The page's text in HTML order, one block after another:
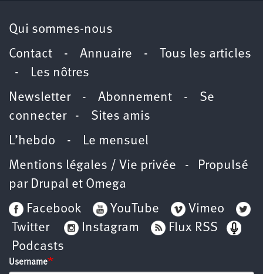
Qui sommes-nous
Contact - Annuaire -
Tous les articles
- Les nôtres
Newsletter- Abonnement - Se
connecter- Sites amis
L’hebdo - Le mensuel
Mentions légales / Vie privée - Propulsé
par Drupal et Omega
Facebook
YouTube
Vimeo
Twitter
Instagram
Flux RSS
Podcasts
Username